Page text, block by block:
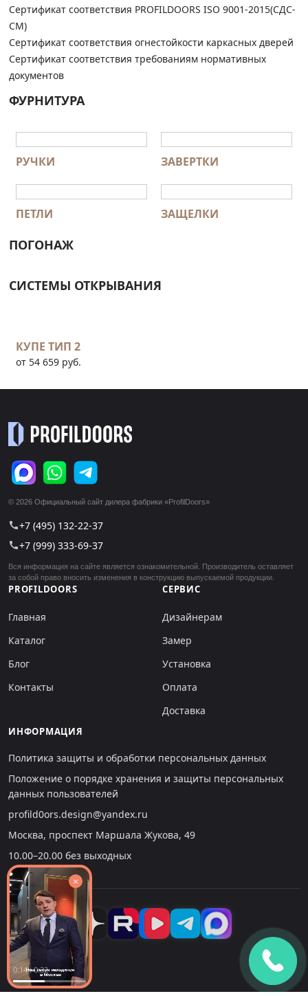
Сертификат соответствия PROFILDOORS ISO 9001-2015(СДС-
СМ)
Сертификат соответствия огнестойкости каркасных дверей
Сертификат соответствия требованиям нормативных
документов
ФУРНИТУРА
РУЧКИ ЗАВЕРТКИ
ПЕТЛИ ЗАЩЕЛКИ
ПОГОНАЖ
СИСТЕМЫ ОТКРЫВАНИЯ
КУПЕ ТИП 2
от 54 659 руб.
© 2026 Официальный сайт дилера фабрики «ProfilDoors»
call+7 (495) 132-22-37
call+7 (999) 333-69-37
Вся информация на сайте является ознакомительной. Производитель оставляет
за собой право вносить изменения в конструкцию выпускаемой продукции.
PROFILDOORS
Главная
Каталог
Блог
Контакты
СЕРВИС
Дизайнерам
Замер
Установка
Оплата
Доставка
ИНФОРМАЦИЯ
Политика защиты и обработки персональных данных
Положение о порядке хранения и защиты персональных
данных пользователей
profild0ors.design@yandex.ru
Москва, проспект Маршала Жукова, 49
10.00–20.00 без выходных
0:14 : 0:32
×